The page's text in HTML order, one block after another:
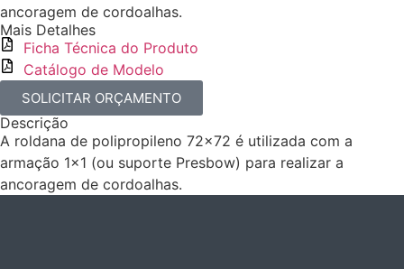
ancoragem de cordoalhas.
Mais Detalhes
Ficha Técnica do Produto
Catálogo de Modelo
SOLICITAR ORÇAMENTO
Descrição
A roldana de polipropileno 72×72 é utilizada com a
armação 1×1 (ou suporte Presbow) para realizar a
ancoragem de cordoalhas.